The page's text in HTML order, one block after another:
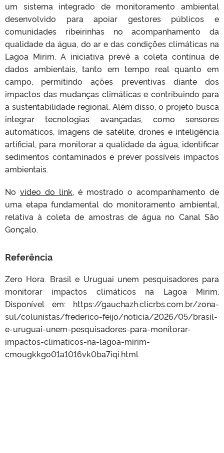
um sistema integrado de monitoramento ambiental
desenvolvido para apoiar gestores públicos e
comunidades ribeirinhas no acompanhamento da
qualidade da água, do ar e das condições climáticas na
Lagoa Mirim. A iniciativa prevê a coleta contínua de
dados ambientais, tanto em tempo real quanto em
campo, permitindo ações preventivas diante dos
impactos das mudanças climáticas e contribuindo para
a sustentabilidade regional. Além disso, o projeto busca
integrar tecnologias avançadas, como sensores
automáticos, imagens de satélite, drones e inteligência
artificial, para monitorar a qualidade da água, identificar
sedimentos contaminados e prever possíveis impactos
ambientais.
No vídeo do link, é mostrado o acompanhamento de
uma etapa fundamental do monitoramento ambiental,
relativa à coleta de amostras de água no Canal São
Gonçalo.
Referência
Zero Hora. Brasil e Uruguai unem pesquisadores para
monitorar impactos climáticos na Lagoa Mirim.
Disponível em: https://gauchazh.clicrbs.com.br/zona-
sul/colunistas/frederico-feijo/noticia/2026/05/brasil-
e-uruguai-unem-pesquisadores-para-monitorar-
impactos-climaticos-na-lagoa-mirim-
cmougkkgo01a1016vk0ba7iqi.html